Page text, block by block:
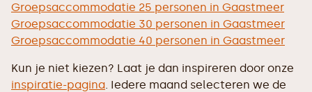
Groepsaccommodatie 25 personen in Gaastmeer
Groepsaccommodatie 30 personen in Gaastmeer
Groepsaccommodatie 40 personen in Gaastmeer
Kun je niet kiezen? Laat je dan inspireren door onze
inspiratie-pagina. Iedere maand selecteren we de